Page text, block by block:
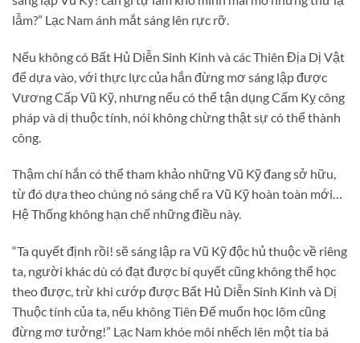
lẫm?” Lạc Nam ánh mắt sáng lên rực rỡ.
Nếu không có Bất Hủ Diễn Sinh Kinh và các Thiên Địa Dị Vật
để dựa vào, với thực lực của hắn đừng mơ sáng lập được
Vương Cấp Vũ Kỹ, nhưng nếu có thể tận dụng Cấm Kỵ công
pháp và dị thuộc tính, nói không chừng thật sự có thể thành
công.
Thậm chí hắn có thể tham khảo những Vũ Kỹ đang sở hữu,
từ đó dựa theo chúng nó sáng chế ra Vũ Kỹ hoàn toàn mới…
Hệ Thống không hạn chế những điều này.
“Ta quyết định rồi! sẽ sáng lập ra Vũ Kỹ độc hủ thuộc về riêng
ta, người khác dù có đạt được bí quyết cũng không thể học
theo được, trừ khi cướp được Bất Hủ Diễn Sinh Kinh và Dị
Thuộc tính của ta, nếu không Tiên Đế muốn học lõm cũng
đừng mơ tưởng!” Lạc Nam khóe môi nhếch lên một tia bá